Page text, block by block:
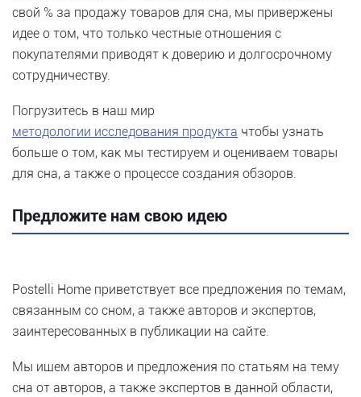
свой % за продажу товаров для сна, мы привержены
идее о том, что только честные отношения с
покупателями приводят к доверию и долгосрочному
сотрудничеству.
Погрузитесь в наш мир
методологии исследования продукта чтобы узнать
больше о том, как мы тестируем и оцениваем товары
для сна, а также о процессе создания обзоров.
Предложите нам свою идею
Postelli Home приветствует все предложения по темам,
связанным со сном, а также авторов и экспертов,
заинтересованных в публикации на сайте.
Мы ищем авторов и предложения по статьям на тему
сна от авторов, а также экспертов в данной области,